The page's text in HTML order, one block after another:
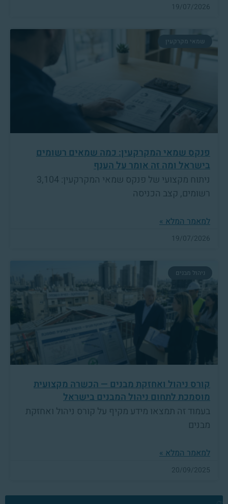
19/07/2026
שמאי מקרקעין
פנקס שמאי המקרקעין: כמה שמאים רשומים
בישראל ומה זה אומר על הענף
ניתוח מקצועי של פנקס שמאי המקרקעין: 3,104
רשומים, קצב הכניסה
למאמר המלא »
19/07/2026
ניהול מבנים
קורס ניהול ואחזקת מבנים — הכשרה מקצועית
מוסמכת לתחום ניהול המבנים בישראל
בעמוד זה תמצאו מידע מקיף על קורס ניהול ואחזקת
מבנים
למאמר המלא »
20/09/2025